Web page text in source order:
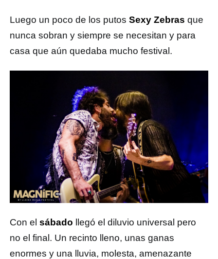
Luego un poco de los putos Sexy Zebras que
nunca sobran y siempre se necesitan y para
casa que aún quedaba mucho festival.
Con el sábado llegó el diluvio universal pero
no el final. Un recinto lleno, unas ganas
enormes y una lluvia, molesta, amenazante